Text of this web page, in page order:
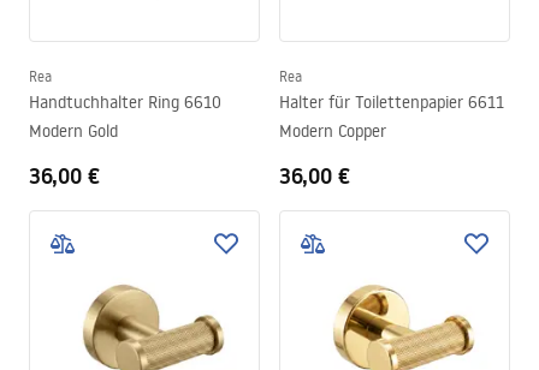
Rea
Handtuchhalter Ring 6610
Modern Gold
36,00 €
Rea
Halter für Toilettenpapier 6611
Modern Copper
36,00 €